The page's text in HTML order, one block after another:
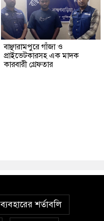
বাঞ্ছারামপুরে গাঁজা ও
প্রাইভেটকারসহ এক মাদক
কারবারী গ্রেফতার
ব্যবহারের শর্তাবলি